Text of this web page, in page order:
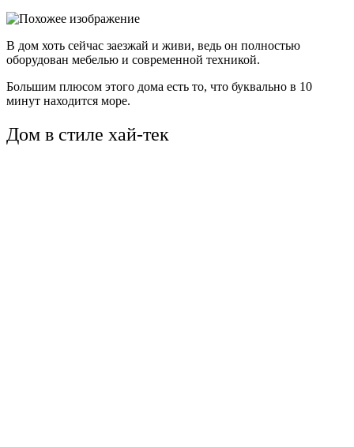
В дом хоть сейчас заезжай и живи, ведь он полностью
оборудован мебелью и современной техникой.
Большим плюсом этого дома есть то, что буквально в 10
минут находится море.
Дом в стиле хай-тек